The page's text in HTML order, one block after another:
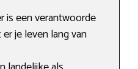
is een verantwoorde
je leven lang van